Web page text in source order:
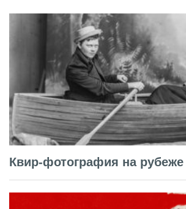
Квир-фотография на рубеже